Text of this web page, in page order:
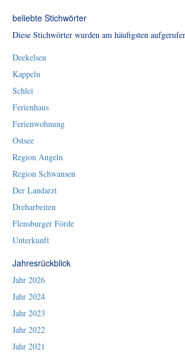
beliebte Stichwörter
Diese Stichwörter wurden am häufigsten
Deekelsen
Kappeln
Schlei
Ferienhaus
Ferienwohnung
Ostsee
Region Angeln
Region Schwansen
Der Landarzt
Dreharbeiten
Flensburger Förde
Unterkunft
Jahresrückblick
Jahr 2026
Jahr 2024
Jahr 2023
Jahr 2022
Jahr 2021